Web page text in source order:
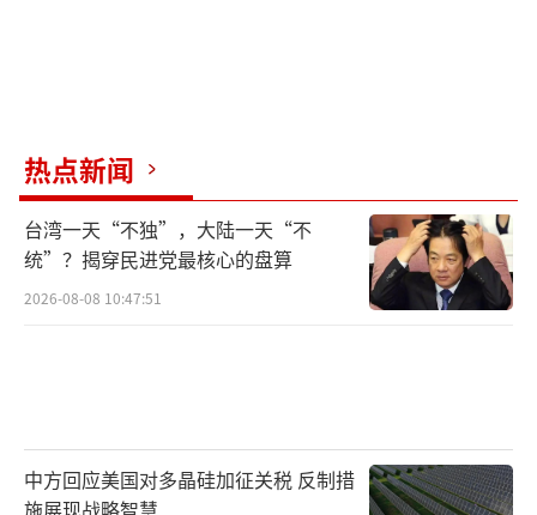
热点新闻
台湾一天“不独”，大陆一天“不
统”？揭穿民进党最核心的盘算
2026-08-08 10:47:51
中方回应美国对多晶硅加征关税 反制措
施展现战略智慧